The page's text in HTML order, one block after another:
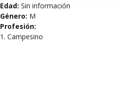
Edad: Sin información
Género: M
Profesión:
1. Campesino